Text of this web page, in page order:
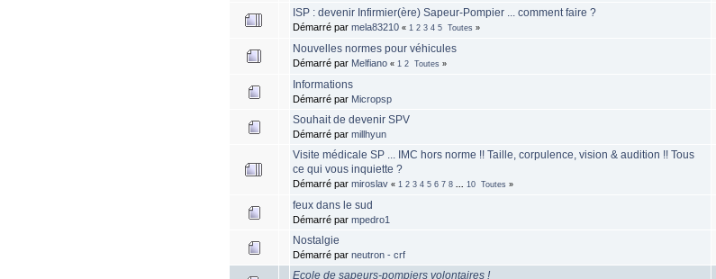
ISP : devenir Infirmier(ère) Sapeur-Pompier ... comment faire ?
Démarré parmela83210 « 1 2 3 4 5 Toutes »
Nouvelles normes pour véhicules
Démarré par Melfiano « 1 2 Toutes »
Informations
Démarré par Micropsp
Souhait de devenir SPV
Démarré parmillhyun
Visite médicale SP ... IMC hors norme !! Taille, corpulence, vision & audition !! Tous
ce qui vous inquiette ?
Démarré parmiroslav « 1 2 3 4 5 6 7 8 10 Toutes »
feux dans le sud
Démarré parmpedro1
Nostalgie
Démarré parneutron - crf
Ecole de sapeurs-pompiers volontaires !